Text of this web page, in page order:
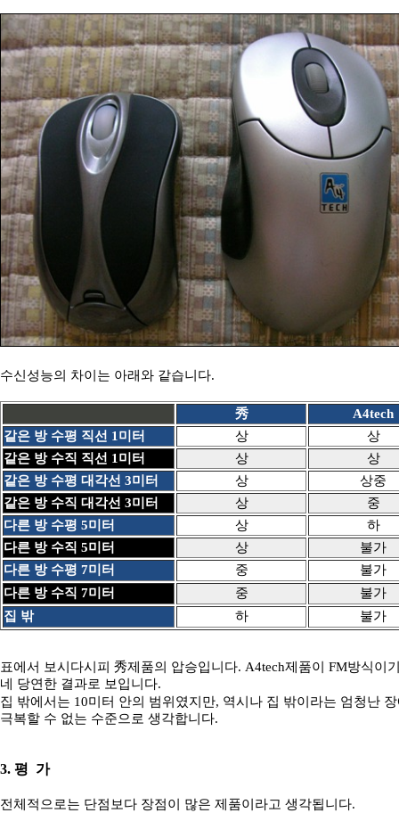
수신성능의 차이는 아래와 같습니다.
秀
A4tech
같은 방 수평 직선 1미터
상
상
같은 방 수직 직선 1미터
상
상
같은 방 수평 대각선 3미터
상
상중
같은 방 수직 대각선 3미터
상
중
다른 방 수평 5미터
상
하
다른 방 수직 5미터
상
불가
다른 방 수평 7미터
중
불가
다른 방 수직 7미터
중
불가
집 밖
하 불가
표에서 보시다시피 秀제품의 압승입니다. A4tech제품이 FM방식이
네 당연한 결과로 보입니다.
집 밖에서는 10미터 안의 범위였지만, 역시나 집 밖이라는 엄청난
극복할 수 없는 수준으로 생각합니다.
3. 평 가
전체적으로는 단점보다 장점이 많은 제품이라고 생각됩니다.